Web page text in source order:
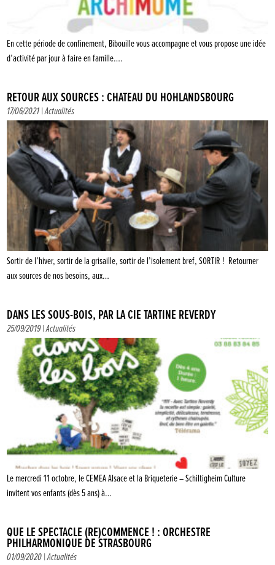
En cette période de confinement, Bibouille vous accompagne et vous propose une idée
d’activité par jour à faire en famille….
RETOUR AUX SOURCES : CHÂTEAU DU HOHLANDSBOURG
17/06/2021 |Actualités
Sortir de l’hiver, sortir de la grisaille, sortir de l’isolement bref, SORTIR ! Retourner
aux sources de nos besoins, aux…
DANS LES SOUS-BOIS, PAR LA CIE TARTINE REVERDY
25/09/2019 |Actualités
Le mercredi 11 octobre, le CEMEA Alsace et la Briqueterie – Schiltigheim Culture
invitent vos enfants (dès 5 ans) à…
QUE LE SPECTACLE (RE)COMMENCE ! : ORCHESTRE
PHILHARMONIQUE DE STRASBOURG
01/09/2020 |Actualités